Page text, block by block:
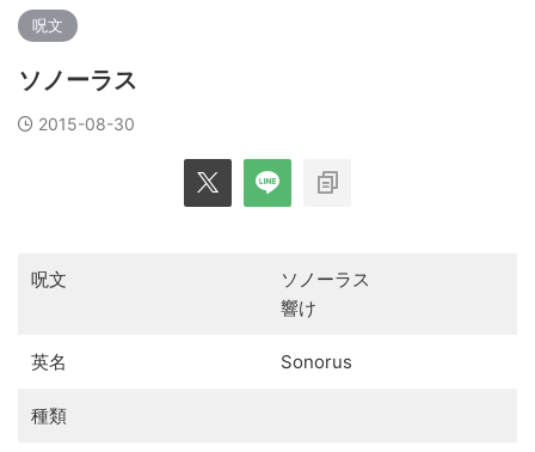
呪文
ソノーラス
2015-08-30
呪文
ソノーラス
響け
英名 Sonorus
種類